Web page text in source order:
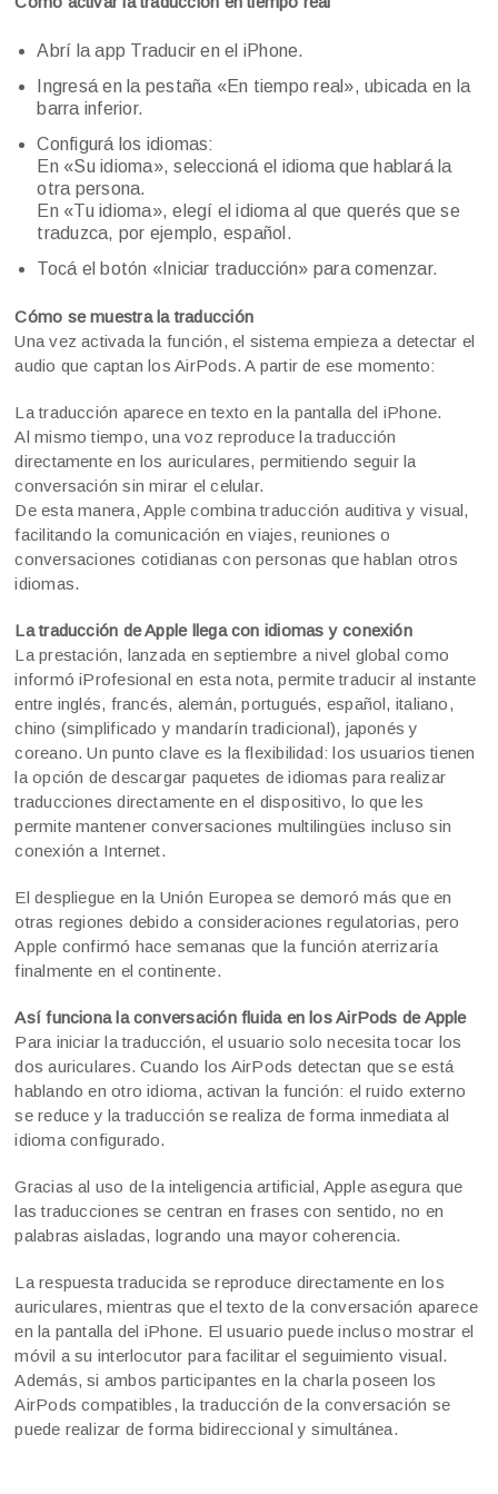
Abrí la app Traducir en el iPhone.
Ingresá en la pestaña «En tiempo real», ubicada en la
barra inferior.
Configurá los idiomas:
En «Su idioma», seleccioná el idioma que hablará la
otra persona.
En «Tu idioma», elegí el idioma al que querés que se
traduzca, por ejemplo, español.
Tocá el botón «Iniciar traducción» para comenzar.
Cómo se muestra la traducción
Una vez activada la función, el sistema empieza a detectar el
audio que captan los AirPods. A partir de ese momento:
La traducción aparece en texto en la pantalla del iPhone.
Al mismo tiempo, una voz reproduce la traducción
directamente en los auriculares, permitiendo seguir la
conversación sin mirar el celular.
De esta manera, Apple combina traducción auditiva y visual,
facilitando la comunicación en viajes, reuniones o
conversaciones cotidianas con personas que hablan otros
idiomas.
La traducción de Apple llega con idiomas y conexión
La prestación, lanzada en septiembre a nivel global como
informó iProfesional en esta nota, permite traducir al instante
entre inglés, francés, alemán, portugués, español, italiano,
chino (simplificado y mandarín tradicional), japonés y
coreano. Un punto clave es la flexibilidad: los usuarios tienen
la opción de descargar paquetes de idiomas para realizar
traducciones directamente en el dispositivo, lo que les
permite mantener conversaciones multilingües incluso sin
conexión a Internet.
El despliegue en la Unión Europea se demoró más que en
otras regiones debido a consideraciones regulatorias, pero
Apple confirmó hace semanas que la función aterrizaría
finalmente en el continente.
Así funciona la conversación fluida en los AirPods de Apple
Para iniciar la traducción, el usuario solo necesita tocar los
dos auriculares. Cuando los AirPods detectan que se está
hablando en otro idioma, activan la función: el ruido externo
se reduce y la traducción se realiza de forma inmediata al
idioma configurado.
Gracias al uso de la inteligencia artificial, Apple asegura que
las traducciones se centran en frases con sentido, no en
palabras aisladas, logrando una mayor coherencia.
La respuesta traducida se reproduce directamente en los
auriculares, mientras que el texto de la conversación aparece
en la pantalla del iPhone. El usuario puede incluso mostrar el
móvil a su interlocutor para facilitar el seguimiento visual.
Además, si ambos participantes en la charla poseen los
AirPods compatibles, la traducción de la conversación se
puede realizar de forma bidireccional y simultánea.